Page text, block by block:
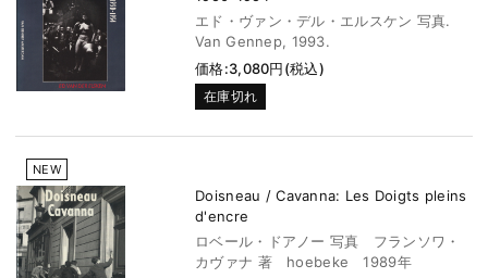
エド・ヴァン・デル・エルスケン 写真.
Van Gennep, 1993.
価格:3,080円(税込)
在庫切れ
NEW
Doisneau / Cavanna: Les Doigts pleins
d'encre
ロベール・ドアノー 写真 フランソワ・
カヴァナ 著 hoebeke 1989年